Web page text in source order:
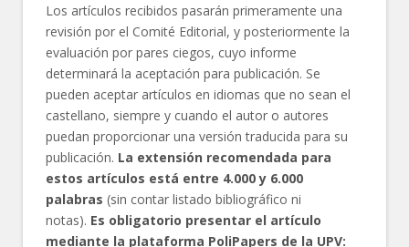
Los artículos recibidos pasarán primeramente una
revisión por el Comité Editorial, y posteriormente la
evaluación por pares ciegos, cuyo informe
determinará la aceptación para publicación. Se
pueden aceptar artículos en idiomas que no sean el
castellano, siempre y cuando el autor o autores
puedan proporcionar una versión traducida para su
publicación. La extensión recomendada para
estos artículos está entre 4.000 y 6.000
palabras (sin contar listado bibliográfico ni
notas). Es obligatorio presentar el artículo
mediante la plataforma PoliPapers de la UPV: